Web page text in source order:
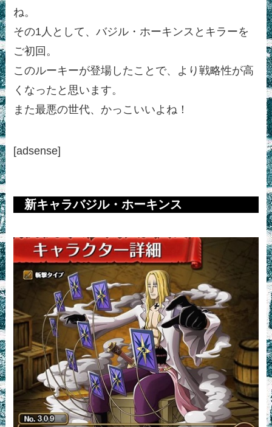
ね。
その1人として、バジル・ホーキンスとキラーを
ご初回。
このルーキーが登場したことで、より戦略性が高
くなったと思います。
また最悪の世代、かっこいいよね！
[adsense]
新キャラバジル・ホーキンス